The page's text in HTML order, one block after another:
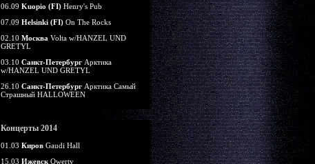
06.09 Kuopio (FI) Henry's Pub
07.09 Helsinki (FI) On The Rocks
02.10 Москва Volta w/HANZEL UND
GRETYL
03.10 Санкт-Петербург Арктика
w/HANZEL UND GRETYL
26.10 Санкт-Петербург Арктика Самый
Страшный HALLOWEEN
Концерты 2014
01.03 Киров Gaudi Hall
15.03 Ижевск Qwerty